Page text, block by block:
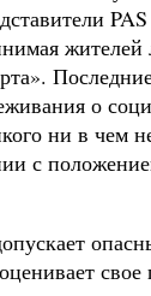
жителей
о
ни в чем
с